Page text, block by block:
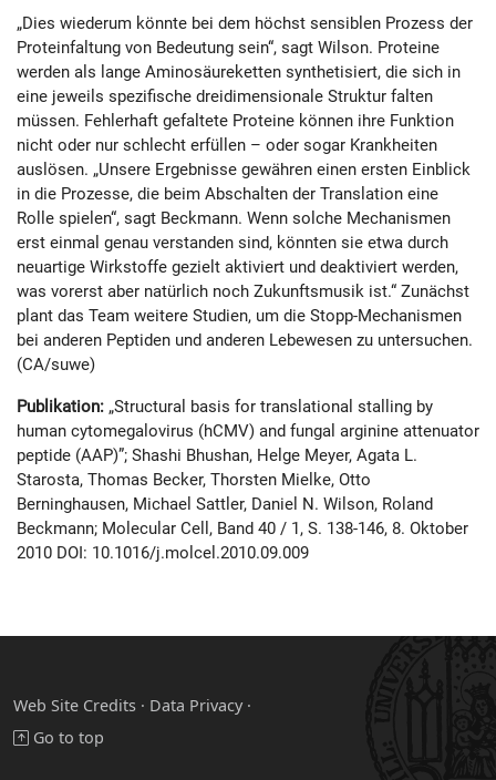
„Dies wiederum könnte bei dem höchst sensiblen Prozess der
Proteinfaltung von Bedeutung sein“, sagt Wilson. Proteine
werden als lange Aminosäureketten synthetisiert, die sich in
eine jeweils spezifische dreidimensionale Struktur falten
müssen. Fehlerhaft gefaltete Proteine können ihre Funktion
nicht oder nur schlecht erfüllen – oder sogar Krankheiten
auslösen. „Unsere Ergebnisse gewähren einen ersten Einblick
in die Prozesse, die beim Abschalten der Translation eine
Rolle spielen“, sagt Beckmann. Wenn solche Mechanismen
erst einmal genau verstanden sind, könnten sie etwa durch
neuartige Wirkstoffe gezielt aktiviert und deaktiviert werden,
was vorerst aber natürlich noch Zukunftsmusik ist.“ Zunächst
plant das Team weitere Studien, um die Stopp-Mechanismen
bei anderen Peptiden und anderen Lebewesen zu untersuchen.
(CA/suwe)
Publikation: „Structural basis for translational stalling by
human cytomegalovirus (hCMV) and fungal arginine attenuator
peptide (AAP)”; Shashi Bhushan, Helge Meyer, Agata L.
Starosta, Thomas Becker, Thorsten Mielke, Otto
Berninghausen, Michael Sattler, Daniel N. Wilson, Roland
Beckmann; Molecular Cell, Band 40 / 1, S. 138-146, 8. Oktober
2010 DOI: 10.1016/j.molcel.2010.09.009
Web Site Credits · Data Privacy ·
Go to top